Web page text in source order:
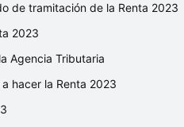
de tramitación de la Renta 2023
2023
Agencia Tributaria
hacer la Renta 2023